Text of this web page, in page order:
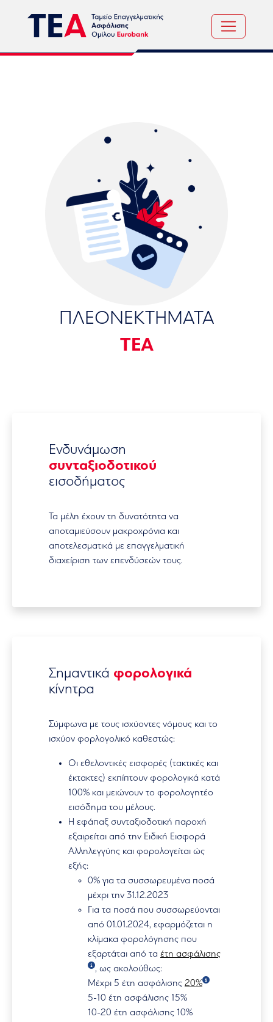
ΠΛΕΟΝΕΚΤΗΜΑΤΑ
ΤΕΑ
Ενδυνάμωση
συνταξιοδοτικού
εισοδήματος
Τα μέλη έχουν τη δυνατότητα να
αποταμιεύσουν μακροχρόνια και
αποτελεσματικά με επαγγελματική
διαχείριση των επενδύσεών τους.
Σημαντικά φορολογικά
κίνητρα
Σύμφωνα με τους ισχύοντες νόμους και το
ισχύον φορλογολικό καθεστώς:
Οι εθελοντικές εισφορές (τακτικές και
έκτακτες) εκπίπτουν φορολογικά κατά
100% και μειώνουν το φορολογητέο
εισόδημα του μέλους.
Η εφάπαξ συνταξιοδοτική παροχή
εξαιρείται από την Ειδική Εισφορά
Αλληλεγγύης και φορολογείται ώς
εξής:
0% για τα συσσωρευμένα ποσά
μέχρι την 31.12.2023
Για τα ποσά που συσσωρεύονται
από 01.01.2024, εφαρμόζεται η
κλίμακα φορολόγησης που
εξαρτάται από τα έτη ασφάλισης
, ως ακολούθως:
Μέχρι 5 έτη ασφάλισης 20%
5-10 έτη ασφάλισης 15%
10-20 έτη ασφάλισης 10%